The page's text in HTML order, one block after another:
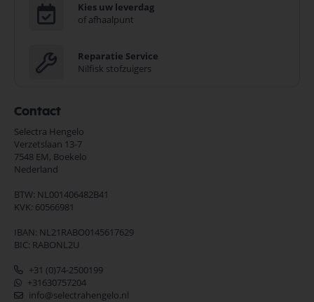
Kies uw leverdag
of afhaalpunt
Reparatie Service
Nilfisk stofzuigers
Contact
Selectra Hengelo
Verzetslaan 13-7
7548 EM, Boekelo
Nederland
BTW: NL001406482B41
KVK: 60566981
IBAN: NL21RABO0145617629
BIC: RABONL2U
+31 (0)74-2500199
+31630757204
info@selectrahengelo.nl